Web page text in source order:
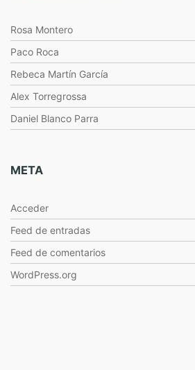
Rosa Montero
Paco Roca
Rebeca Martín García
Alex Torregrossa
Daniel Blanco Parra
META
Acceder
Feed de entradas
Feed de comentarios
WordPress.org